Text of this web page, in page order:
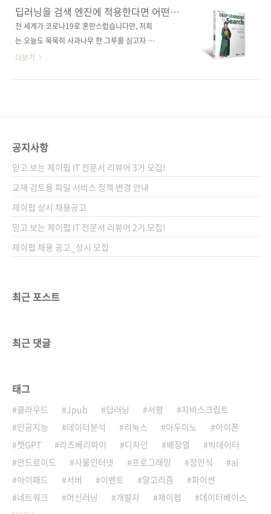
아낼 수 있습니다.이상치 탐지: 비정상적인 변동
을 감지하여 신속하게 대응할 수 있습니다.미래
예측: 과거의 패턴을 바탕으로 앞으로의 변화를
예측할 수 있습..
검색 시스템의 원리와 활용! 도서구매 사이트(가
나다순)[교보문고] [도서11번가] [반디앤루니
스] [알라딘] [영풍문고] [예스이십사] [인터파
보문고] [구글북스] [리디북스] [알라딘] [예스이
십사] [인터파크] 출판사 제이펍저작권사
딥러닝을 검색 엔진에 적용한다면 어떤
일이 발생할까요?
전 세계가 코로나19로 혼란스럽습니다만, 저희
는 오늘도 묵묵히 사과나무 한 그루를 심고자 합
니다. ^^; 아이러브인공지능 시리즈로 출간되는
름대로 자부심을 갖고 있습니다. :) 《검색을 위
엔진 개발》 이 책은 효과적인 검색 엔진을 만드
는 데 도움이 되도록 심층 신경망의 사용 방법을
실용적으로 다루었습니다. 또한, 검색 엔진을 구
성하는 몇 가지 요소를 조사함으로써 그것들이
어떻게 작동하는지를 통찰한 다음에 여러 상황
에 맞춰 신경..
더보기
공지사항
믿고 보는 제이펍 IT 전문서 리뷰어 3기 모집!
교재 검토용 파일 서비스 정책 변경 안내
제이펍 상시 채용공고
믿고 보는 제이펍 IT 전문서 리뷰어 2기 모집!
제이펍 채용 공고_상시 모집
최근 포스트
최근 댓글
태그
클라우드 Jpub 딥러닝 서평
자바스크립트
인공지능
데이터분석 리눅스 아두이노
아이폰
챗GPT
라즈베리파이 디자인 배장열
빅데이터
안드로이드
사물인터넷 프로그래밍 정인식
ai
아이패드
서버 이벤트 알고리즘
파이썬
네트워크
머신러닝 개발자 제이펍 데이터베이스